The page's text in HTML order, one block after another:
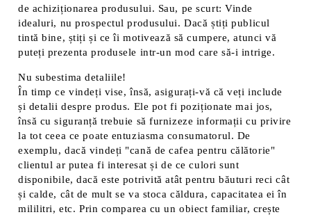
de achiziționarea produsului. Sau, pe scurt: Vinde
idealuri, nu prospectul produsului. Dacă știți publicul
tintă bine, știți și ce îi motivează să cumpere, atunci vă
puteți prezenta produsele intr-un mod care să-i intrige.
Nu subestima detaliile!
În timp ce vindeți vise, însă, asigurați-vă că veți include
și detalii despre produs. Ele pot fi poziționate mai jos,
însă cu siguranță trebuie să furnizeze informații cu privire
la tot ceea ce poate entuziasma consumatorul. De
exemplu, dacă vindeți "cană de cafea pentru călătorie"
clientul ar putea fi interesat și de ce culori sunt
disponibile, dacă este potrivită atât pentru băuturi reci cât
și calde, cât de mult se va stoca căldura, capacitatea ei în
mililitri, etc. Prin comparea cu un obiect familiar, crește